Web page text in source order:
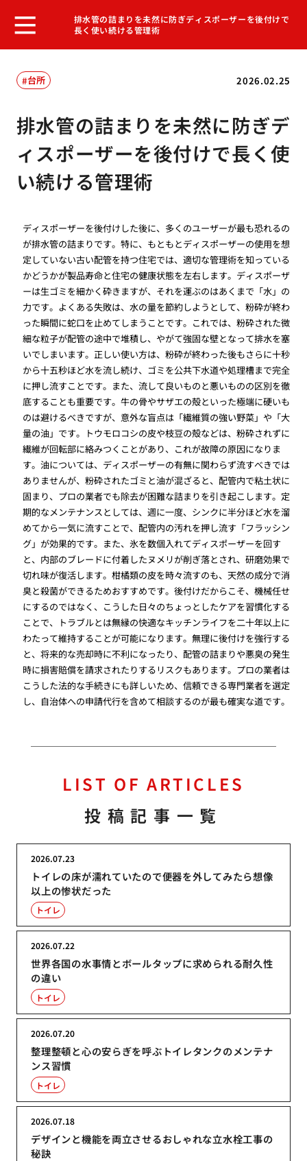
排水管の詰まりを未然に防ぎディスポーザーを後付けで
長く使い続ける管理術
2026.02.25
台所
排水管の詰まりを未然に防ぎデ
ィスポーザーを後付けで長く使
い続ける管理術
ディスポーザーを後付けした後に、多くのユーザーが最も恐れるの
が排水管の詰まりです。特に、もともとディスポーザーの使用を想
定していない古い配管を持つ住宅では、適切な管理術を知っている
かどうかが製品寿命と住宅の健康状態を左右します。ディスポーザ
ーは生ゴミを細かく砕きますが、それを運ぶのはあくまで「水」の
力です。よくある失敗は、水の量を節約しようとして、粉砕が終わ
った瞬間に蛇口を止めてしまうことです。これでは、粉砕された微
細な粒子が配管の途中で堆積し、やがて強固な壁となって排水を塞
いでしまいます。正しい使い方は、粉砕が終わった後もさらに十秒
から十五秒ほど水を流し続け、ゴミを公共下水道や処理槽まで完全
に押し流すことです。また、流して良いものと悪いものの区別を徹
底することも重要です。牛の骨やサザエの殻といった極端に硬いも
のは避けるべきですが、意外な盲点は「繊維質の強い野菜」や「大
量の油」です。トウモロコシの皮や枝豆の殻などは、粉砕されずに
繊維が回転部に絡みつくことがあり、これが故障の原因になりま
す。油については、ディスポーザーの有無に関わらず流すべきでは
ありませんが、粉砕されたゴミと油が混ざると、配管内で粘土状に
固まり、プロの業者でも除去が困難な詰まりを引き起こします。定
期的なメンテナンスとしては、週に一度、シンクに半分ほど水を溜
めてから一気に流すことで、配管内の汚れを押し流す「フラッシン
グ」が効果的です。また、氷を数個入れてディスポーザーを回す
と、内部のブレードに付着したヌメリが削ぎ落とされ、研磨効果で
切れ味が復活します。柑橘類の皮を時々流すのも、天然の成分で消
臭と殺菌ができるためおすすめです。後付けだからこそ、機械任せ
にするのではなく、こうした日々のちょっとしたケアを習慣化する
ことで、トラブルとは無縁の快適なキッチンライフを二十年以上に
わたって維持することが可能になります。無理に後付けを強行する
と、将来的な売却時に不利になったり、配管の詰まりや悪臭の発生
時に損害賠償を請求されたりするリスクもあります。プロの業者は
こうした法的な手続きにも詳しいため、信頼できる専門業者を選定
し、自治体への申請代行を含めて相談するのが最も確実な道です。
LIST OF ARTICLES
投稿記事一覧
トイレの床が濡れていたので便器を外してみたら想像
以上の惨状だった
2026.07.23
トイレ
世界各国の水事情とボールタップに求められる耐久性
の違い
2026.07.22
トイレ
整理整頓と心の安らぎを呼ぶトイレタンクのメンテナ
ンス習慣
2026.07.20
トイレ
デザインと機能を両立させるおしゃれな立水栓工事の
秘訣
2026.07.18